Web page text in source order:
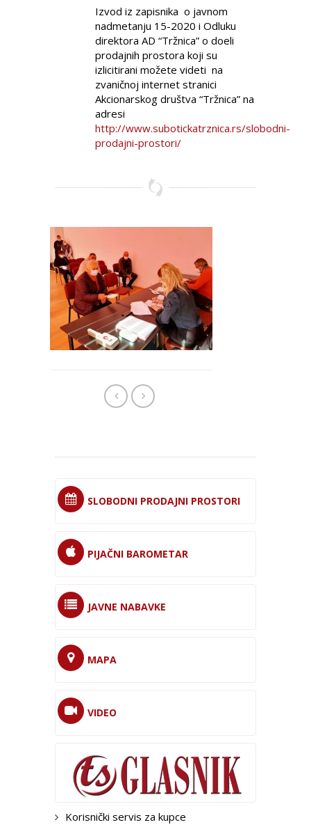
Izvod iz zapisnika o javnom
nadmetanju 15-2020 i Odluku
direktora AD “Tržnica” o doeli
prodajnih prostora koji su
izlicitirani možete videti na
zvaničnoj internet stranici
Akcionarskog društva “Tržnica” na
adresi
http://www.subotickatrznica.rs/slobodni-
prodajni-prostori/
SLOBODNI PRODAJNI PROSTORI
PIJAČNI BAROMETAR
JAVNE NABAVKE
MAPA
VIDEO
Korisnički servis za kupce